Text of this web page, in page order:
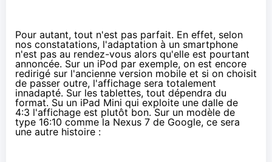
Pour autant, tout n'est pas parfait. En effet, selon
nos constatations, l'adaptation à un smartphone
n'est pas au rendez-vous alors qu'elle est pourtant
annoncée. Sur un iPod par exemple, on est encore
redirigé sur l'ancienne version mobile et si on choisit
de passer outre, l'affichage sera totalement
innadapté. Sur les tablettes, tout dépendra du
format. Su un iPad Mini qui exploite une dalle de
4:3 l'affichage est plutôt bon. Sur un modèle de
type 16:10 comme la Nexus 7 de Google, ce sera
une autre histoire :